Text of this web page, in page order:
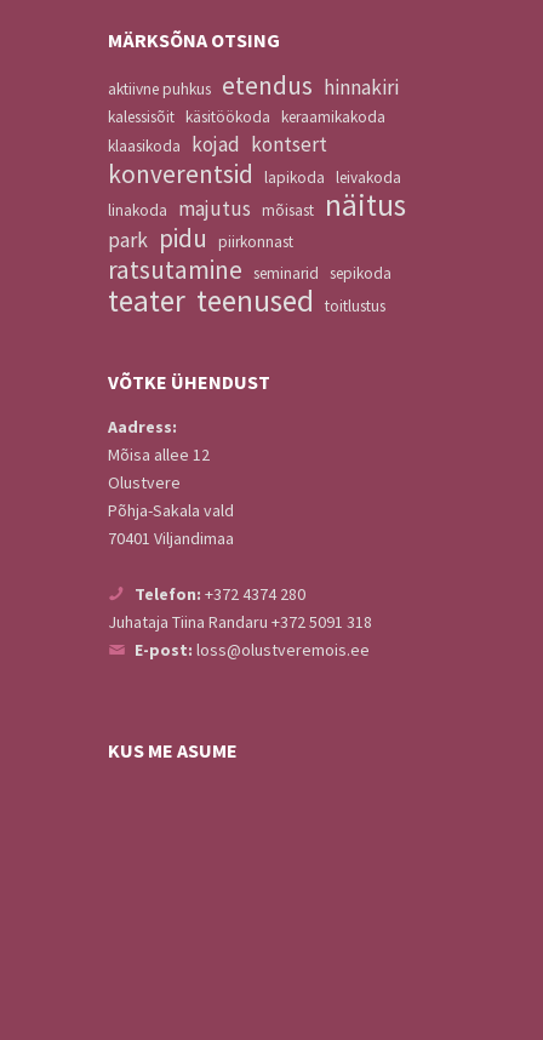
MÄRKSÕNA OTSING
aktiivne puhkus etendus hinnakiri
kalessisõit käsitöökoda keraamikakoda
klaasikoda
kojad kontsert
konverentsid lapikoda leivakoda
linakoda
majutus mõisast näitus
park pidu piirkonnast
ratsutamine seminarid sepikoda
teater teenused toitlustus
VÕTKE ÜHENDUST
Aadress:
Mõisa allee 12
Olustvere
Põhja-Sakala vald
70401 Viljandimaa
Telefon: +372 4374 280
Juhataja Tiina Randaru +372 5091 318
E-post: loss@olustveremois.ee
KUS ME ASUME